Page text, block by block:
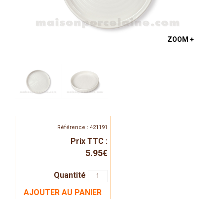
ZOOM +
Référence : 421191
Prix TTC :
5.95€
Quantité
AJOUTER AU PANIER